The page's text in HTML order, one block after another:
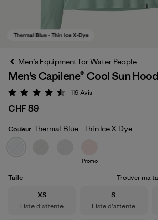
Men’s Equipment for Water People
Men's Capilene® Cool Sun
Évaluation: 4.6 / 5
119 Avis
CHF 89
Couleur Thermal Blue - Thin Ice X-Dye
Promo
Taille Trouver ma
Taille
XS
Liste d'attente
Taille
S
Liste d'attente